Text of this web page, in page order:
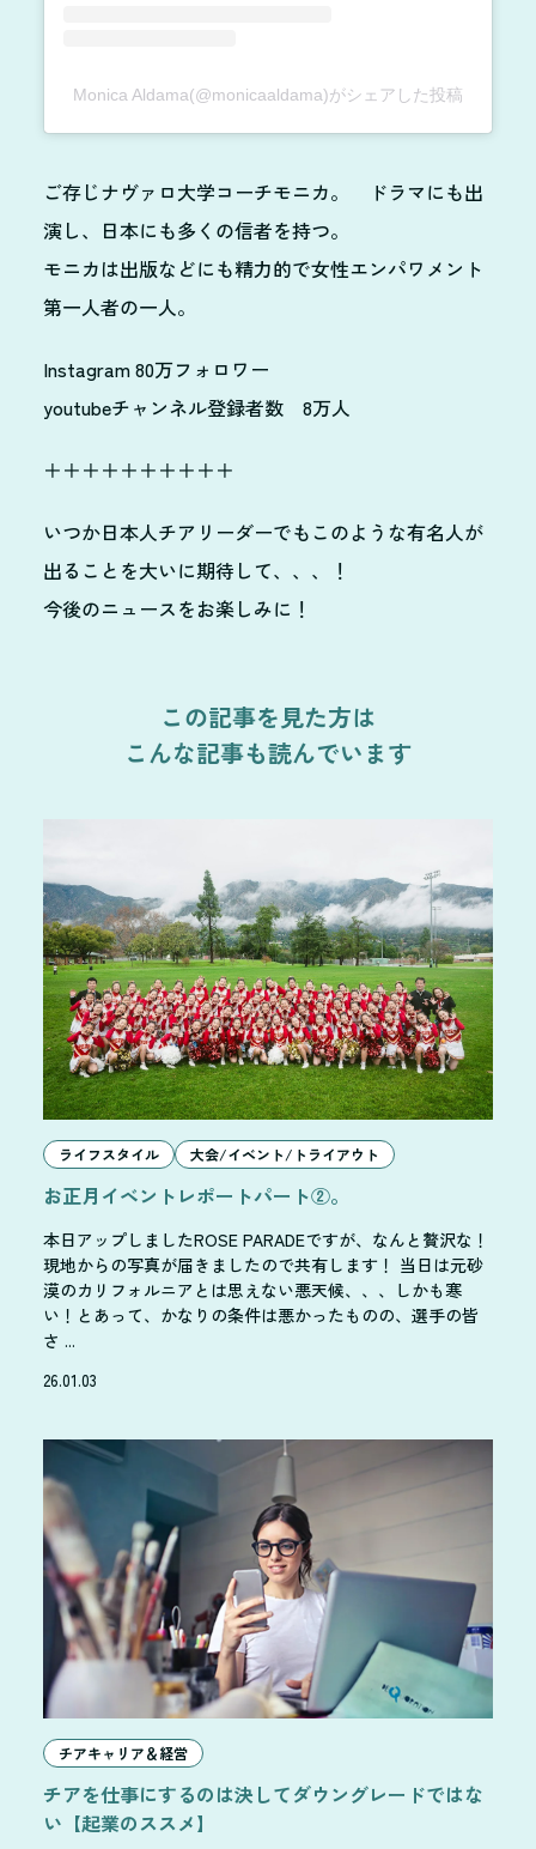
Monica Aldama(@monicaaldama)がシェアした投稿
ご存じナヴァロ大学コーチモニカ。 ドラマにも出
演し、日本にも多くの信者を持つ。
モニカは出版などにも精力的で女性エンパワメント
第一人者の一人。
Instagram 80万フォロワー
youtubeチャンネル登録者数 8万人
＋＋＋＋＋＋＋＋＋＋
いつか日本人チアリーダーでもこのような有名人が
出ることを大いに期待して、、、！
今後のニュースをお楽しみに！
この記事を見た方は
こんな記事も読んでいます
ライフスタイル 大会/イベント/トライアウト
お正月イベントレポートパート②。
本日アップしましたROSE PARADEですが、なんと贅沢な！
現地からの写真が届きましたので共有します！ 当日は元砂
漠のカリフォルニアとは思えない悪天候、、、しかも寒
い！とあって、かなりの条件は悪かったものの、選手の皆
さ ...
26.01.03
チアキャリア＆経営
チアを仕事にするのは決してダウングレードではな
い【起業のススメ】